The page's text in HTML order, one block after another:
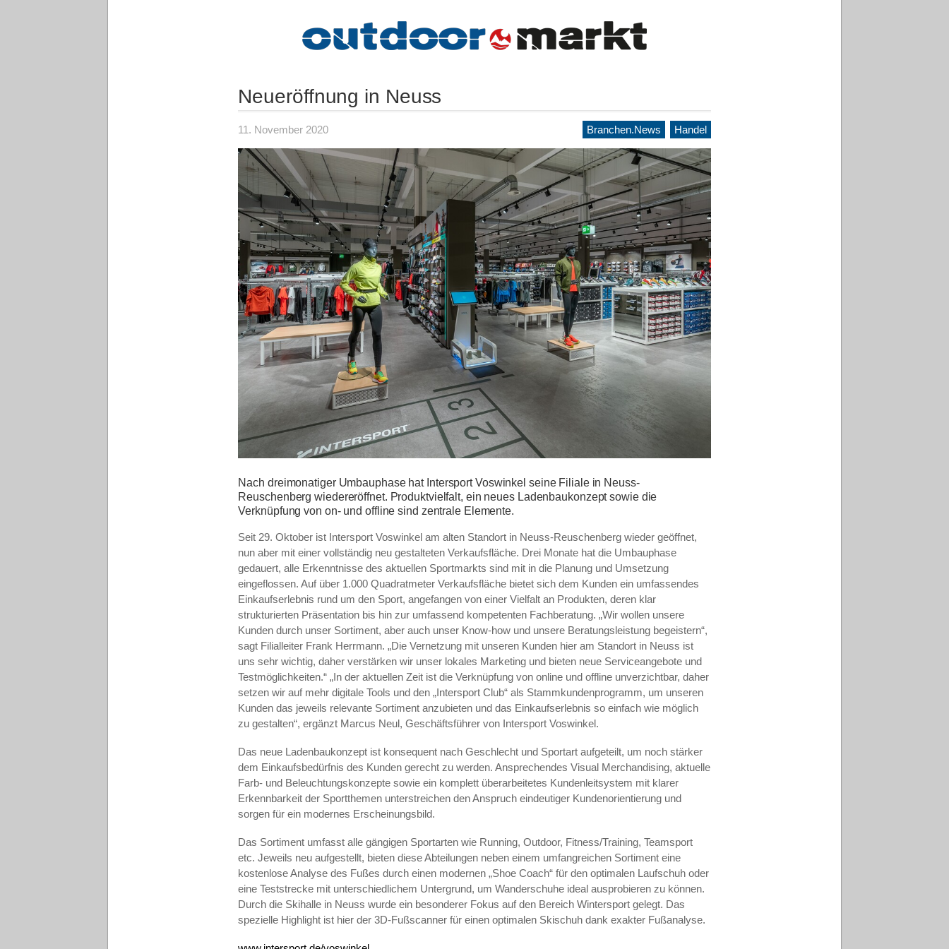
Neueröffnung in Neuss
11. November 2020 Branchen.News Handel
Nach dreimonatiger Umbauphase hat Intersport Voswinkel seine Filiale in Neuss-
Reuschenberg wiedereröffnet. Produktvielfalt, ein neues Ladenbaukonzept sowie die
Verknüpfung von on- und offline sind zentrale Elemente.
Seit 29. Oktober ist Intersport Voswinkel am alten Standort in Neuss-Reuschenberg wieder geöffnet,
nun aber mit einer vollständig neu gestalteten Verkaufsfläche. Drei Monate hat die Umbauphase
gedauert, alle Erkenntnisse des aktuellen Sportmarkts sind mit in die Planung und Umsetzung
eingeflossen. Auf über 1.000 Quadratmeter Verkaufsfläche bietet sich dem Kunden ein umfassendes
Einkaufserlebnis rund um den Sport, angefangen von einer Vielfalt an Produkten, deren klar
strukturierten Präsentation bis hin zur umfassend kompetenten Fachberatung. „Wir wollen unsere
Kunden durch unser Sortiment, aber auch unser Know-how und unsere Beratungsleistung begeistern“,
sagt Filialleiter Frank Herrmann. „Die Vernetzung mit unseren Kunden hier am Standort in Neuss ist
uns sehr wichtig, daher verstärken wir unser lokales Marketing und bieten neue Serviceangebote und
Testmöglichkeiten.“ „In der aktuellen Zeit ist die Verknüpfung von online und offline unverzichtbar, daher
setzen wir auf mehr digitale Tools und den „Intersport Club“ als Stammkundenprogramm, um unseren
Kunden das jeweils relevante Sortiment anzubieten und das Einkaufserlebnis so einfach wie möglich
zu gestalten“, ergänzt Marcus Neul, Geschäftsführer von Intersport Voswinkel.
Das neue Ladenbaukonzept ist konsequent nach Geschlecht und Sportart aufgeteilt, um noch stärker
dem Einkaufsbedürfnis des Kunden gerecht zu werden. Ansprechendes Visual Merchandising, aktuelle
Farb- und Beleuchtungskonzepte sowie ein komplett überarbeitetes Kundenleitsystem mit klarer
Erkennbarkeit der Sportthemen unterstreichen den Anspruch eindeutiger Kundenorientierung und
sorgen für ein modernes Erscheinungsbild.
Das Sortiment umfasst alle gängigen Sportarten wie Running, Outdoor, Fitness/Training, Teamsport
etc. Jeweils neu aufgestellt, bieten diese Abteilungen neben einem umfangreichen Sortiment eine
kostenlose Analyse des Fußes durch einen modernen „Shoe Coach“ für den optimalen Laufschuh oder
eine Teststrecke mit unterschiedlichem Untergrund, um Wanderschuhe ideal ausprobieren zu können.
Durch die Skihalle in Neuss wurde ein besonderer Fokus auf den Bereich Wintersport gelegt. Das
spezielle Highlight ist hier der 3D-Fußscanner für einen optimalen Skischuh dank exakter Fußanalyse.